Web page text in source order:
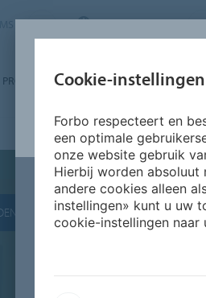
NETHERLANDS
PRODUCTEN SEGMENTEN
VERSLAGEN
Cookie-instellingen
Forbo respecteert en
een optimale
onze website gebruik
Hierbij worden
andere cookies alleen
instellingen» kunt u uw
cookie-instellingen naar